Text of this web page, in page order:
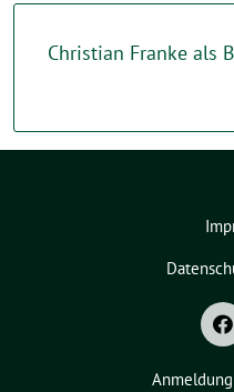
Christian Franke als